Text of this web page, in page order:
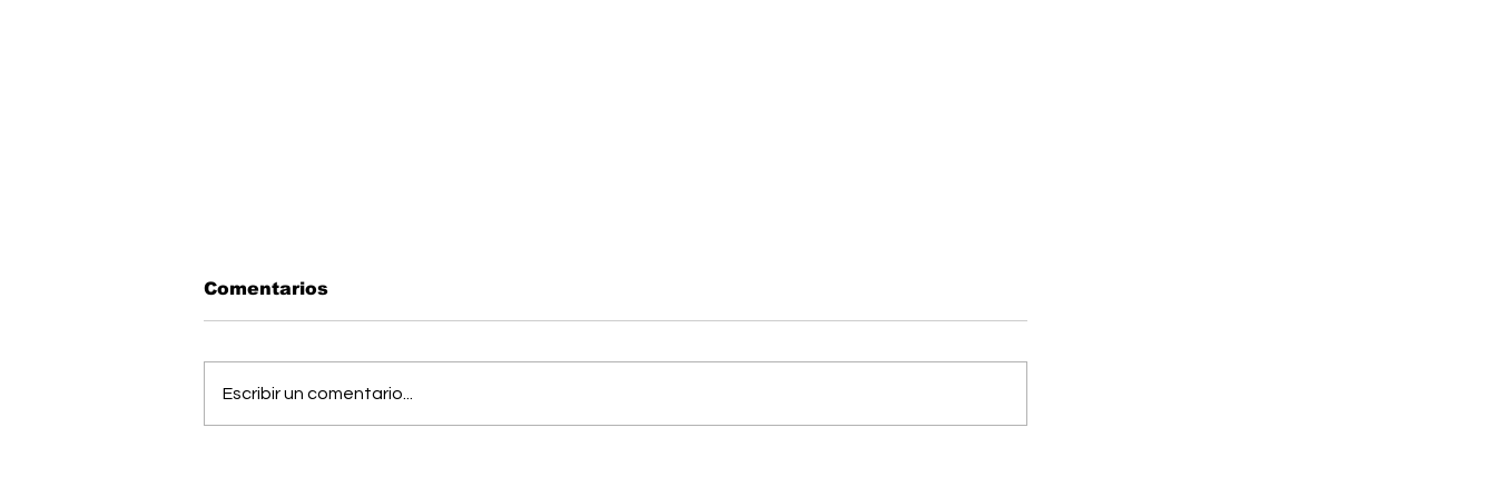
Comentarios
Escribir un comentario...